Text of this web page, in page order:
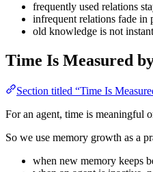
frequently used relations
infrequent relations fade in
old knowledge is not
Time Is Measured
Section titled “Time Is
For an agent, time is meaningful
So we use memory growth as a
when new memory keeps